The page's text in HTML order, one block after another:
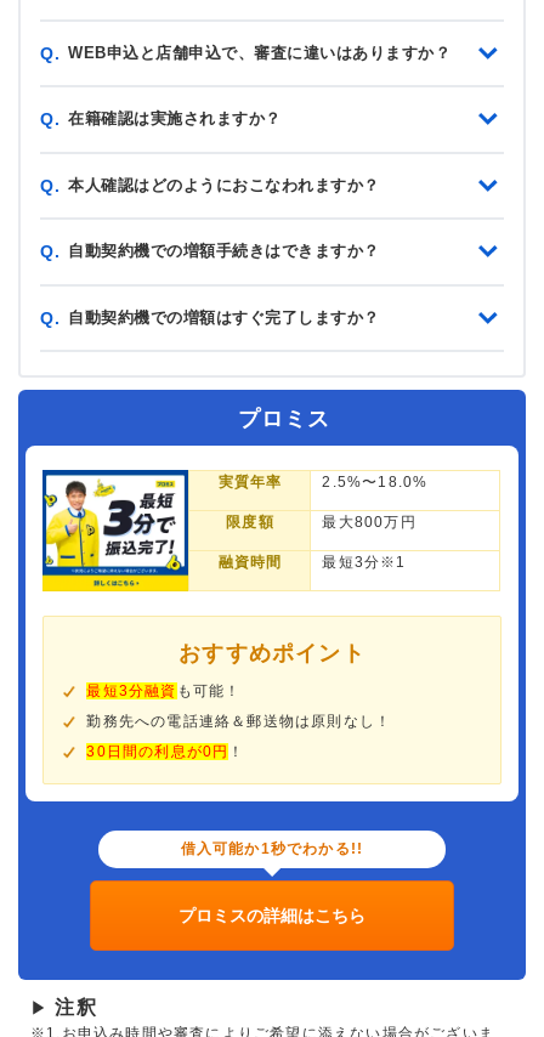
Q. WEB申込と店舗申込で、審査に違いはありますか？
Q. 在籍確認は実施されますか？
Q. 本人確認はどのようにおこなわれますか？
Q. 自動契約機での増額手続きはできますか？
Q. 自動契約機での増額はすぐ完了しますか？
プロミス
実質年率 2.5%〜18.0%
限度額 最大800万円
融資時間 最短3分※1
おすすめポイント
最短3分融資 も可能！
勤務先への電話連絡＆郵送物は原則なし！
30日間の利息が0円 ！
借入可能か1秒でわかる!!
プロミスの詳細はこちら
▶ 注釈